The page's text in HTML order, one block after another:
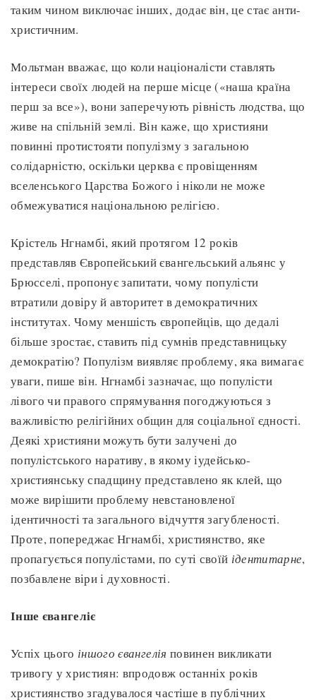
таким чином виключає інших, додає він, це стає анти-
христичним.
Мольтман вважає, що коли націоналісти ставлять
інтереси своїх людей на перше місце («наша країна
перш за все»), вони заперечують рівність людства, що
живе на спільній землі. Він каже, що християни
повинні протистояти популізму з загальною
солідарністю, оскільки церква є провіщенням
вселенського Царства Божого і ніколи не може
обмежуватися національною релігією.
Крістель Нгнамбі, який протягом 12 років
представляв Європейський євангельський альянс у
Брюсселі, пропонує запитати, чому популісти
втратили довіру й авторитет в демократичних
інститутах. Чому меншість європейців, що дедалі
більше зростає, ставить під сумнів представницьку
демократію? Популізм виявляє проблему, яка вимагає
уваги, пише він. Нгнамбі зазначає, що популісти
лівого чи правого спрямування погоджуються з
важливістю релігійних общин для соціальної єдності.
Деякі християни можуть бути залучені до
популістського наративу, в якому іудейсько-
християнську спадщину представлено як клей, що
може вирішити проблему невстановленої
ідентичності та загального відчуття загубленості.
Проте, попереджає Нгнамбі, християнство, яке
пропагується популістами, по суті своїй ідентитарне,
позбавлене віри і духовності.
Інше євангеліє
Успіх цього іншого євангелія повинен викликати
тривогу у християн: впродовж останніх років
християнство згадувалося частіше в публічних